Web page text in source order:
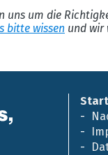
uns um die
bitte wissen und wir